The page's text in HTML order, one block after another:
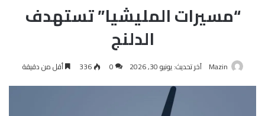
“مسيرات المليشيا” تستهدف
الدلنج
Mazin آخر تحديث: يونيو 30, 2026 0
336 أقل من دقيقة